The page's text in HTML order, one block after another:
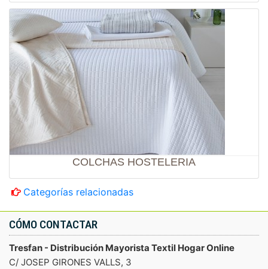
COLCHAS HOSTELERIA
Categorías relacionadas
CÓMO CONTACTAR
Tresfan - Distribución Mayorista Textil Hogar Online
C/ JOSEP GIRONES VALLS, 3